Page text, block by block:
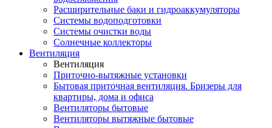
Расширительные баки и гидроаккумуляторы
Системы водоподготовки
Системы очистки воды
Солнечные коллекторы
Вентиляция
Вентиляция
Приточно-вытяжные установки
Бытовая приточная вентиляция. Бризеры для
квартиры, дома и офиса
Вентиляторы бытовые
Вентиляторы вытяжные бытовые